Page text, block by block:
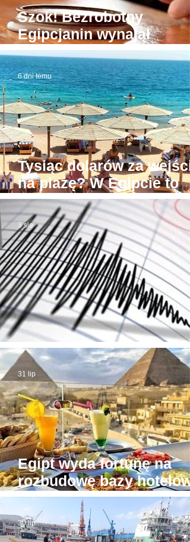
Szok! Bezrobotny
Egipcjanin wynajął
budynek sądu. W
roboty todze wyłudzał
łapówki od naiwnych
Tysiąc dolarów za
na plażę? W Egipcie to
możliwe! Stąd awantury
6 dni temu
Trzęsienie ziemi w
3 sie
Egipt wyda fortunę na
rozbudowę bazy
wokół Piramid w Gizie
31 lip
30 lip